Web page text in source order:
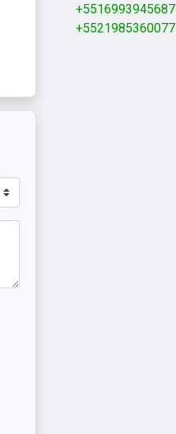
+5516993945687
+5521985360077